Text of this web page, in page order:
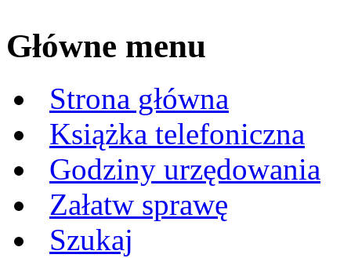
Główne menu
Strona główna
Książka telefoniczna
Godziny urzędowania
Załatw sprawę
Szukaj